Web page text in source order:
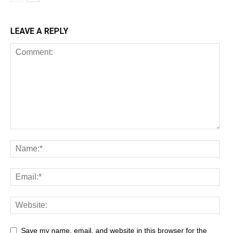
LEAVE A REPLY
Save my name, email, and website in this browser for the